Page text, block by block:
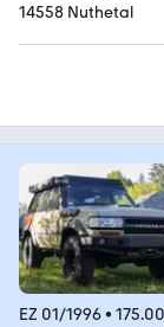
14558 Nuthetal
EZ 01/1996•